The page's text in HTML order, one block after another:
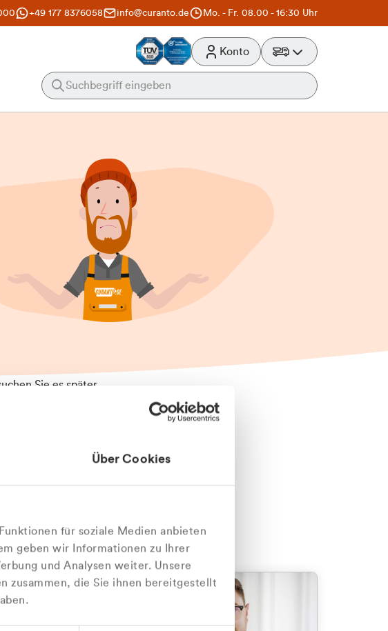
Über Cookies
für soziale Medien anbieten
geben wir Informationen zu Ihrer
und Analysen weiter. Unsere
zusammen, die Sie ihnen bereitgestellt
+49 177 8376058 info@curanto.de Mo. - Fr. 08.00 - 16:30 Uhr
Konto
Sie es später
persönlich